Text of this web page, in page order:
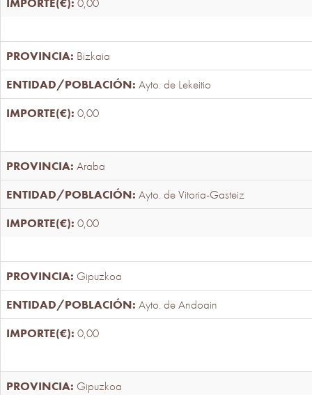
Bizkaia
Ayto. de Lekeitio
0,00
Araba
Ayto. de Vitoria-Gasteiz
0,00
Gipuzkoa
Ayto. de Andoain
0,00
Gipuzkoa